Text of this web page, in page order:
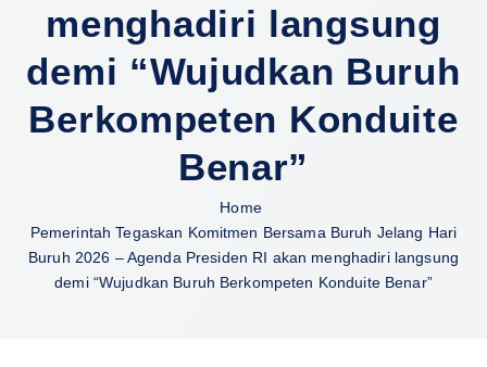
menghadiri langsung
demi “Wujudkan Buruh
Berkompeten Konduite
Benar”
Home
Pemerintah Tegaskan Komitmen Bersama Buruh Jelang Hari
Buruh 2026 – Agenda Presiden RI akan menghadiri langsung
demi “Wujudkan Buruh Berkompeten Konduite Benar”